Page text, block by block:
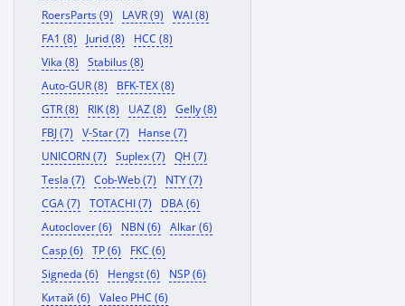
RoersParts (9)
LAVR (9)
WAI (8)
FA1 (8)
Jurid (8)
HCC (8)
Vika (8)
Stabilus (8)
Auto-GUR (8)
BFK-TEX (8)
GTR (8)
RIK (8) UAZ (8)
Gelly (8)
FBJ (7)
V-Star (7)
Hanse (7)
UNICORN (7)
Suplex (7)
QH (7)
Tesla (7)
Cob-Web (7)
NTY (7)
CGA (7)
TOTACHI (7)
DBA (6)
Autoclover (6)
NBN (6)
Alkar (6)
Casp (6)
TP (6)
FKC (6)
Signeda (6)
Hengst (6)
NSP (6)
Китай (6)
Valeo PHC (6)